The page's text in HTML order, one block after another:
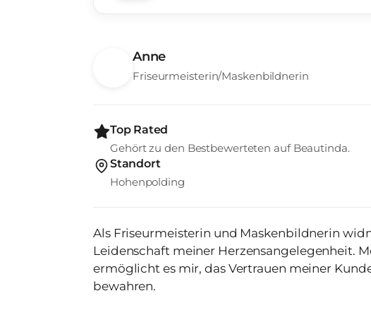
Anne
Friseurmeisterin/Maskenbildnerin
Top Rated
Gehört zu den Bestbewerteten auf Beautinda.
Standort
Hohenpolding
Als Friseurmeisterin und Maskenbildnerin
Leidenschaft meiner Herzensangelegenheit.
ermöglicht es mir, das Vertrauen meiner
bewahren.